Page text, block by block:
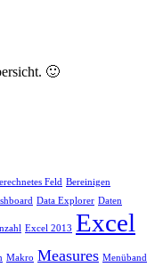
🙂
Feld Bereinigen
Data Explorer Daten
Excel 2013 Excel
Makro Measures Menüband